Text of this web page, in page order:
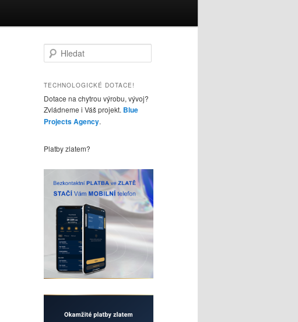
l
d
t
TECHNOLOGICKÉ DOTACE!
Dotace na chytrou výrobu, vývoj?
Zvládneme i Váš projekt. Blue
Projects Agency.
Platby zlatem?